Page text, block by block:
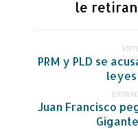
le
PRM y PLD se
Juan Francisco